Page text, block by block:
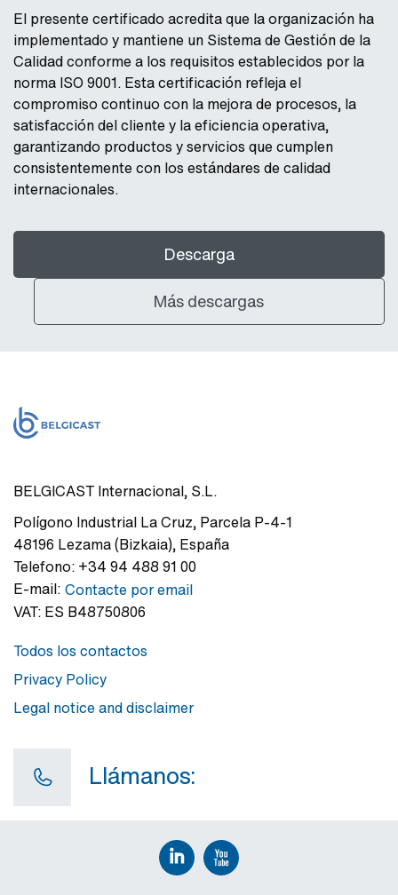
El presente certificado acredita que la organización ha
implementado y mantiene un Sistema de Gestión de la
Calidad conforme a los requisitos establecidos por la
norma ISO 9001. Esta certificación refleja el
compromiso continuo con la mejora de procesos, la
satisfacción del cliente y la eficiencia operativa,
garantizando productos y servicios que cumplen
consistentemente con los estándares de calidad
internacionales.
Descarga
Más descargas
BELGICAST Internacional, S.L.
Polígono Industrial La Cruz, Parcela P-4-1
48196 Lezama (Bizkaia), España
Telefono: +34 94 488 91 00
E-mail: Contacte por email
VAT: ES B48750806
Todos los contactos
Privacy Policy
Legal notice and disclaimer
Llámanos: